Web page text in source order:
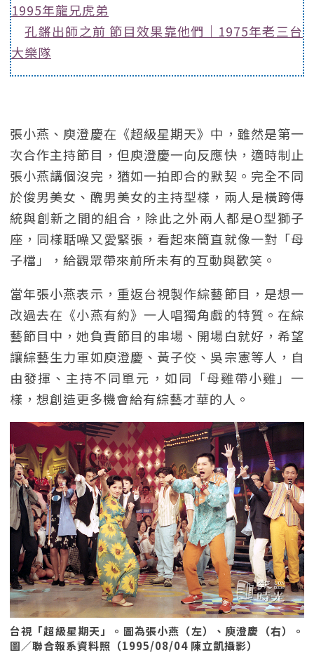
1995年龍兄虎弟
孔鏘出師之前 節目效果靠他們｜1975年老三台
大樂隊
張小燕、庾澄慶在《超級星期天》中，雖然是第一
次合作主持節目，但庾澄慶一向反應快，適時制止
張小燕講個沒完，猶如一拍即合的默契。完全不同
於俊男美女、醜男美女的主持型樣，兩人是橫跨傳
統與創新之間的組合，除此之外兩人都是O型獅子
座，同樣聒噪又愛緊張，看起來簡直就像一對「母
子檔」，給觀眾帶來前所未有的互動與歡笑。
當年張小燕表示，重返台視製作綜藝節目，是想一
改過去在《小燕有約》一人唱獨角戲的特質。在綜
藝節目中，她負責節目的串場、開場白就好，希望
讓綜藝生力軍如庾澄慶、黃子佼、吳宗憲等人，自
由發揮、主持不同單元，如同「母雞帶小雞」一
樣，想創造更多機會給有綜藝才華的人。
台視「超級星期天」。圖為張小燕（左）、庾澄慶（右）。
圖／聯合報系資料照（1995/08/04 陳立凱攝影）